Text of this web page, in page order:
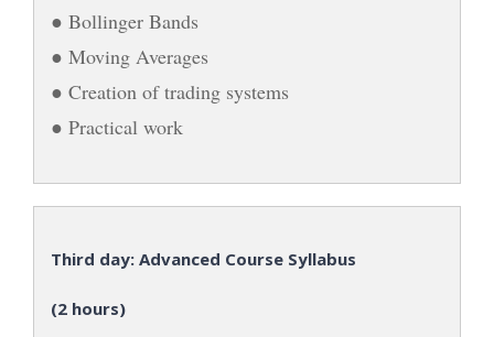
● Bollinger Bands
● Moving Averages
● Creation of trading systems
● Practical work
Third day: Advanced Course Syllabus
(2 hours)